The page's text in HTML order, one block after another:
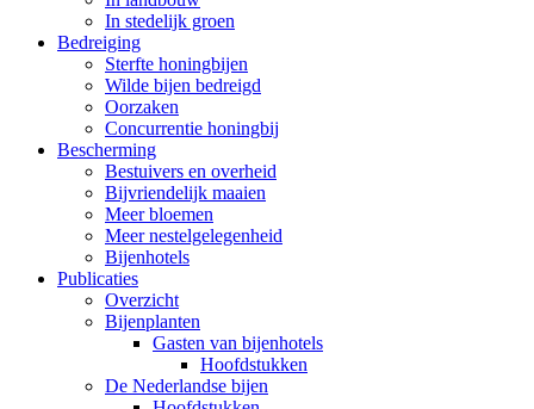
In stedelijk groen
Bedreiging
Sterfte honingbijen
Wilde bijen bedreigd
Oorzaken
Concurrentie honingbij
Bescherming
Bestuivers en overheid
Bijvriendelijk maaien
Meer bloemen
Meer nestelgelegenheid
Bijenhotels
Publicaties
Overzicht
Bijenplanten
Gasten van bijenhotels
Hoofdstukken
De Nederlandse bijen